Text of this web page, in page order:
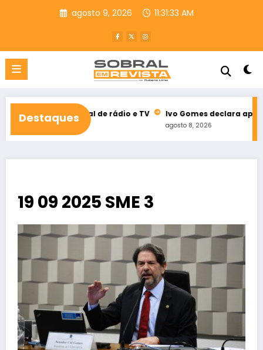
agosto 9, 2026 11:31:34 AM
Destaques
eleitoral de rádio e TV Ivo Gomes declara apoio à
19 09 2025 SME 3